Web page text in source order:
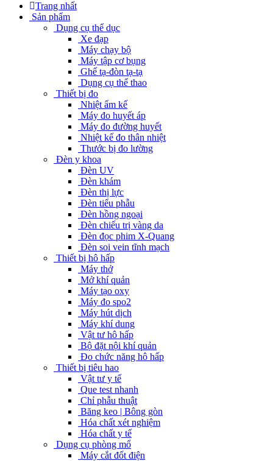
Trang nhất
Sản phẩm
Dụng cụ thể dục
Xe đạp
Máy chạy bộ
Máy tập cơ bụng
Ghế tạ-đòn tạ-tạ
Dụng cụ thể thao
Thiết bị đo
Nhiệt ẩm kế
Máy đo huyết áp
Máy đo đường huyết
Nhiệt kế đo thân nhiệt
Thước bị đo lường
Đèn y khoa
Đèn UV
Đèn khám
Đèn thị lực
Đèn tiểu phẫu
Đèn hồng ngoại
Đèn chiếu trị vàng da
Đèn đọc phim X-Quang
Đèn soi vein tĩnh mạch
Thiết bị hô hấp
Máy thở
Mở khí quản
Máy tạo oxy
Máy đo spo2
Máy hút dịch
Máy khí dung
Vật tư hô hấp
Bộ đặt nội khí quản
Đo chức năng hô hấp
Thiết bị tiêu hao
Vật tư y tế
Que test nhanh
Chỉ phẫu thuật
Băng keo | Bông gòn
Hóa chất xét nghiệm
Hóa chất y tế
Dụng cụ phòng mổ
Máy cắt đốt điện